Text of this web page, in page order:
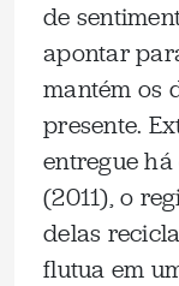
de
apontar
mantém os
presente.
entregue
(2011), o
delas
flutua em